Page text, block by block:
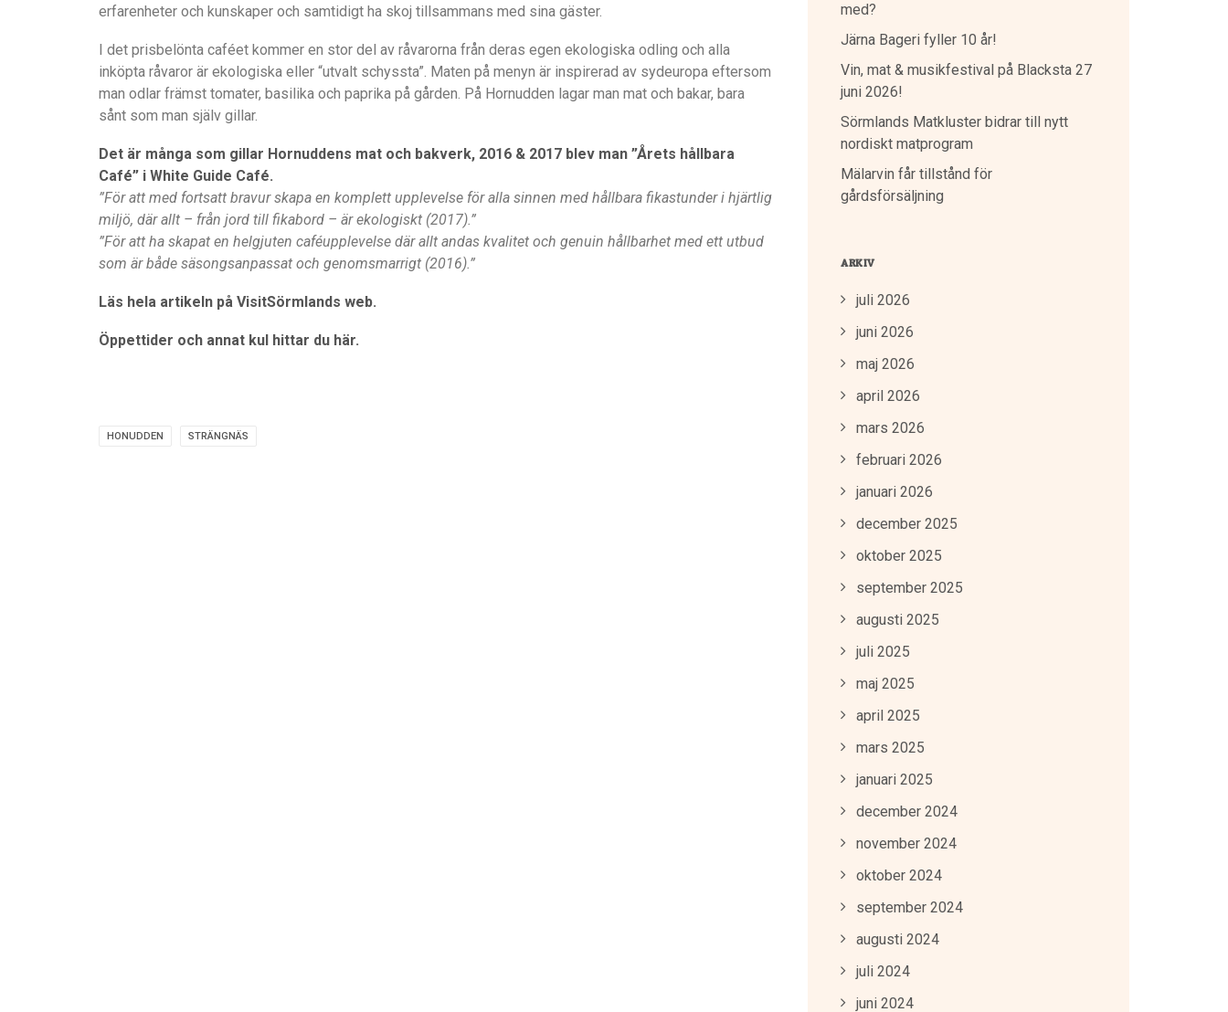
erfarenheter och kunskaper och samtidigt ha skoj tillsammans med sina gäster.
I det prisbelönta caféet kommer en stor del av råvarorna från deras egen ekologiska odling och alla
inköpta råvaror är ekologiska eller “utvalt schyssta”. Maten på menyn är inspirerad av sydeuropa eftersom
man odlar främst tomater, basilika och paprika på gården. På Hornudden lagar man mat och bakar, bara
sånt som man själv gillar.
Det är många som gillar Hornuddens mat och bakverk, 2016 & 2017 blev man ”Årets hållbara
Café” i White Guide Café.
”För att med fortsatt bravur skapa en komplett upplevelse för alla sinnen med hållbara fikastunder i hjärtlig
miljö, där allt – från jord till fikabord – är ekologiskt (2017).”
”För att ha skapat en helgjuten caféupplevelse där allt andas kvalitet och genuin hållbarhet med ett utbud
som är både säsongsanpassat och genomsmarrigt (2016).”
Läs hela artikeln på VisitSörmlands web.
Öppettider och annat kul hittar du här.
HONUDDEN STRÄNGNÄS
med?
Järna Bageri fyller 10 år!
Vin, mat & musikfestival på Blacksta 27
juni 2026!
Sörmlands Matkluster bidrar till nytt
nordiskt matprogram
Mälarvin får tillstånd för
gårdsförsäljning
ARKIV
juli 2026
juni 2026
maj 2026
april 2026
mars 2026
februari 2026
januari 2026
december 2025
oktober 2025
september 2025
augusti 2025
juli 2025
maj 2025
april 2025
mars 2025
januari 2025
december 2024
november 2024
oktober 2024
september 2024
augusti 2024
juli 2024
juni 2024